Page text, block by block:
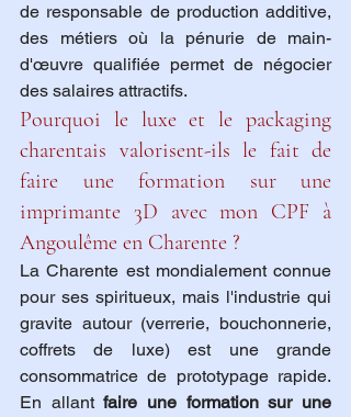
de responsable de production additive,
des métiers où la pénurie de main-
d'œuvre qualifiée permet de négocier
des salaires attractifs.
Pourquoi le luxe et le packaging
charentais valorisent-ils le fait de
faire une formation sur une
imprimante 3D avec mon CPF à
Angoulême en Charente ?
La Charente est mondialement connue
pour ses spiritueux, mais l'industrie qui
gravite autour (verrerie, bouchonnerie,
coffrets de luxe) est une grande
consommatrice de prototypage rapide.
En allant faire une formation sur une